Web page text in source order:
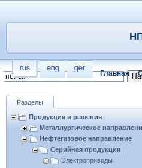
Главная
Разделы
Продукция и решения
Металлургическое
Нефтегазовое направление
Серийная продукция
Электроприводы